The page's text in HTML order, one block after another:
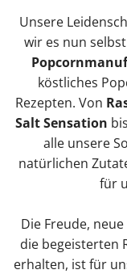
Unsere
wir es nun
köstliches
Rezepten. Von
Salt Sensation
alle unsere
natürlichen
für
Die Freude,
die begeisterten
erhalten, ist für